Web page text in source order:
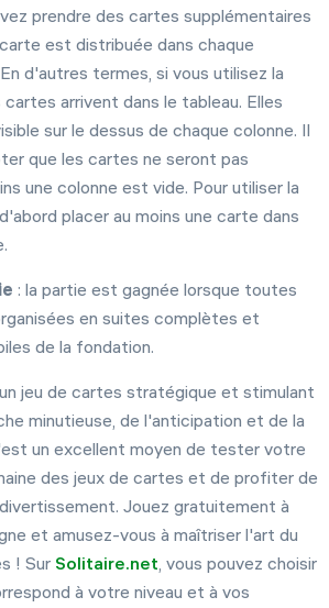
prendre des cartes supplémentaires
est distribuée dans chaque
d'autres termes, si vous utilisez la
arrivent dans le tableau. Elles
sur le dessus de chaque colonne. Il
que les cartes ne seront pas
une colonne est vide. Pour utiliser la
placer au moins une carte dans
: la partie est gagnée lorsque toutes
en suites complètes et
de la fondation.
jeu de cartes stratégique et stimulant
minutieuse, de l'anticipation et de la
un excellent moyen de tester votre
des jeux de cartes et de profiter de
Jouez gratuitement à
et amusez-vous à maîtriser l'art du
! Sur Solitaire.net, vous pouvez choisir
à votre niveau et à vos